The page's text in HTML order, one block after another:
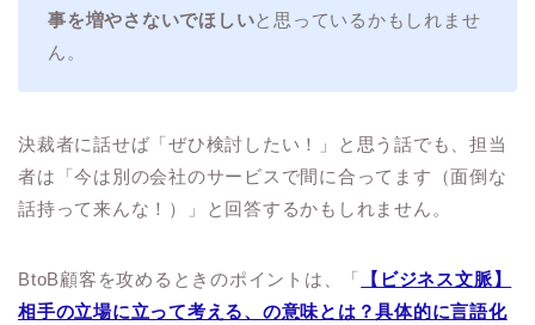
事を増やさないでほしいと思っているかもしれませ
ん。
決裁者に話せば「ぜひ検討したい！」と思う話でも、担当
者は「今は別の会社のサービスで間に合ってます（面倒な
話持って来んな！）」と回答するかもしれません。
BtoB顧客を攻めるときのポイントは、「
【ビジネス文脈】
相手の立場に立って考える、の意味とは？具体的に言語化